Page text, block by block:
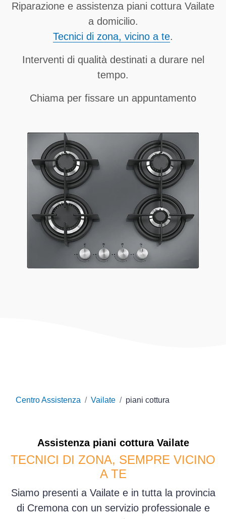
Riparazione e assistenza piani cottura Vailate
a domicilio.
Tecnici di zona, vicino a te.
Interventi di qualità destinati a durare nel
tempo.
Chiama per fissare un appuntamento
Centro Assistenza Vailate piani cottura
Assistenza piani cotturaVailate
TECNICI DI ZONA, SEMPRE VICINO
A TE
Siamo presenti a Vailate e in tutta la provincia
di Cremona con un servizio professionale e